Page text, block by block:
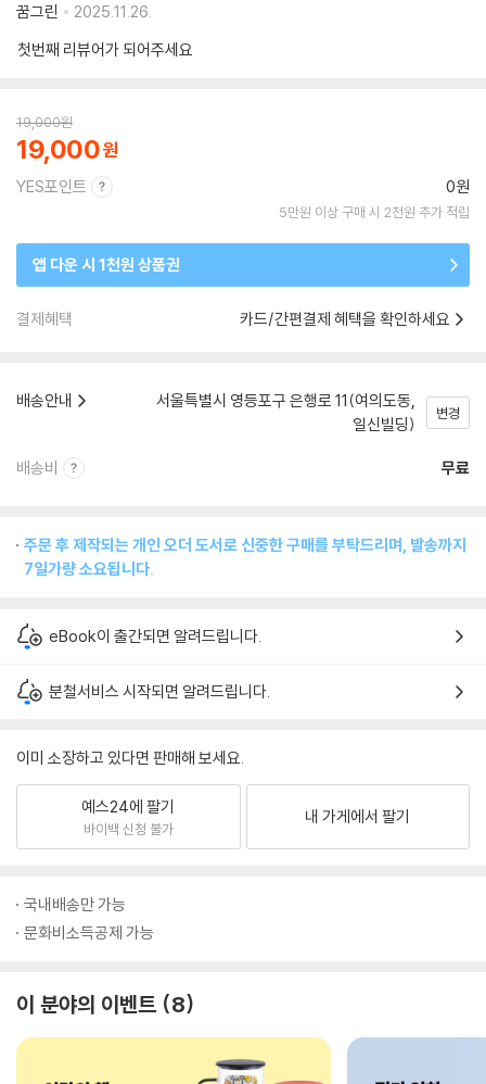
꿈그린
2025.11.26.
첫번째 리뷰어가 되어주세요
19,000원
19,000
YES포인트 0원
5만원 이상 구매 시 2천원 추가 적립
앱 다운 시 1천원 상품권
결제혜택 카드/간편결제 혜택을 확인하세요
배송안내
서울특별시 영등포구 은행로 11(여의도동,
일신빌딩)
변경
배송비 무료
주문 후 제작되는 개인 오더 도서로 신중한 구매를 부탁드리며, 발송까지
7일가량 소요됩니다.
eBook이 출간되면 알려드립니다.
분철서비스 시작되면 알려드립니다.
이미 소장하고 있다면 판매해 보세요.
예스24에 팔기
바이백 신청 불가
내 가게에서 팔기
국내배송만 가능
문화비소득공제 가능
이 분야의 이벤트 8